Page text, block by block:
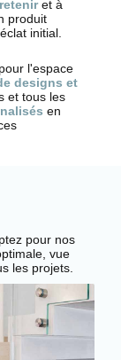
et à
produit
initial.
l'espace
designs et
et tous les
en
pour nos
vue
les projets.